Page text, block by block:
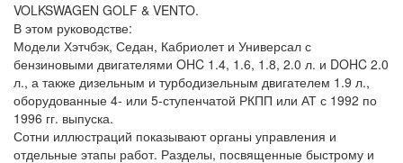
VOLKSWAGEN GOLF & VENTO.
В этом руководстве:
Модели Хэтчбэк, Седан, Кабриолет и Универсал с
бензиновыми двигателями OHC 1.4, 1.6, 1.8, 2.0 л. и DOHC 2.0
л., а также дизельным и турбодизельным двигателем 1.9 л.,
оборудованные 4- или 5-ступенчатой РКПП или АТ с 1992 по
1996 гг. выпуска.
Сотни иллюстраций показывают органы управления и
отдельные этапы работ. Разделы, посвященные быстрому и